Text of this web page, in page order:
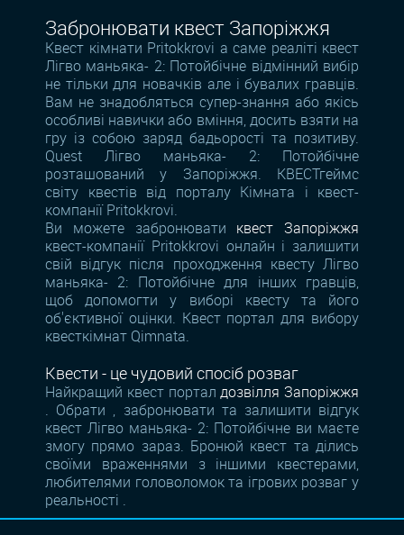
Забронювати квест Запоріжжя
Квест кімнати Pritokkrovi а саме реаліті квест
Лігво маньяка- 2: Потойбічне відмінний вибір
не тільки для новачків але і бувалих гравців.
Вам не знадобляться супер-знання або якісь
особливі навички або вміння, досить взяти на
гру із собою заряд бадьорості та позитиву.
Quest Лігво маньяка- 2: Потойбічне
розташований у Запоріжжя. КВЕСТгеймс
світу квестів від порталу Кімната і квест-
компанії Pritokkrovi.
Ви можете забронювати квест Запоріжжя
квест-компанії Pritokkrovi онлайн і залишити
свій відгук після проходження квесту Лігво
маньяка- 2: Потойбічне для інших гравців,
щоб допомогти у виборі квесту та його
об'єктивної оцінки. Квест портал для вибору
квесткімнат Qimnata.
Квести - це чудовий спосіб розваг
Найкращий квест порталдозвілля Запоріжжя
. Обрати , забронювати та залишити відгук
квест Лігво маньяка- 2: Потойбічне ви маєте
змогу прямо зараз. Бронюй квест та ділись
своїми враженнями з іншими квестерами,
любителями головоломок та ігрових розваг у
реальності .